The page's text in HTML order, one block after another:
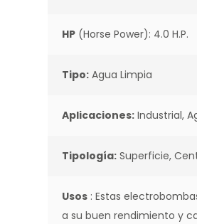
HP (Horse Power): 4.0 H.P.
Tipo: Agua Limpia
Aplicaciones: Industrial,
Tipología: Superficie,
Usos : Estas
a su buen rendimiento y